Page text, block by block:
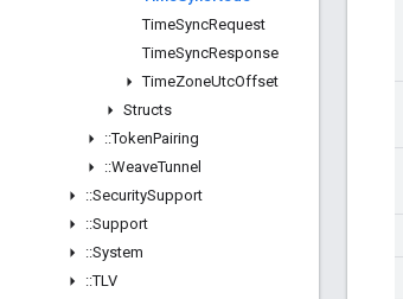
TimeSyncRequest
TimeSyncResponse
TimeZoneUtcOffset
Structs
::TokenPairing
::WeaveTunnel
::SecuritySupport
::Support
::System
::TLV